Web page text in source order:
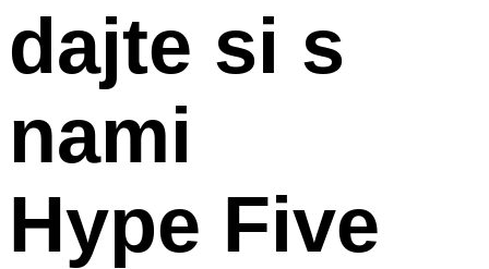
dajte si s
nami
Hype Five